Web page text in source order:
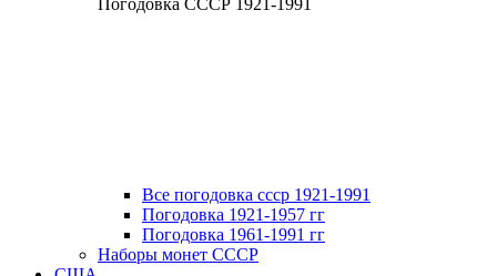
Погодовка СССР 1921-1991
Все погодовка ссср 1921-1991
Погодовка 1921-1957 гг
Погодовка 1961-1991 гг
Наборы монет СССР